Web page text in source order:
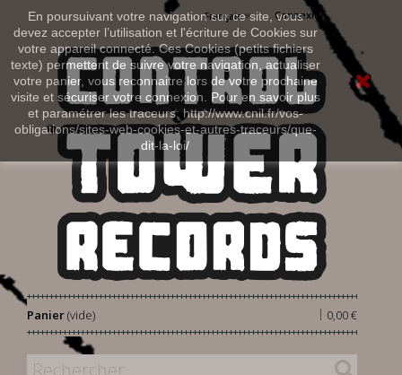
En poursuivant votre navigation sur ce site, vous
devez accepter l’utilisation et l'écriture de Cookies sur
votre appareil connecté. Ces Cookies (petits fichiers
texte) permettent de suivre votre navigation, actualiser
votre panier, vous reconnaitre lors de votre prochaine
visite et sécuriser votre connexion. Pour en savoir plus
et paramétrer les traceurs: http://www.cnil.fr/vos-
obligations/sites-web-cookies-et-autres-traceurs/que-
dit-la-loi/
Connexion
Français
Panier 0,00 €
|
(vide)